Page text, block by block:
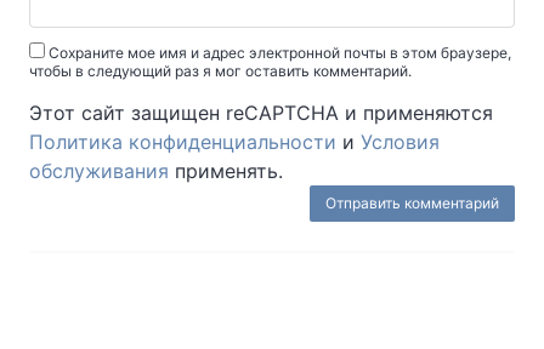
Сохраните мое имя и адрес электронной почты в этом браузере,
чтобы в следующий раз я мог оставить комментарий.
Этот сайт защищен reCAPTCHA и применяются
Политика конфиденциальности и Условия
обслуживания применять.